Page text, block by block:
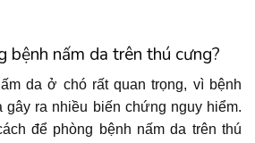
bệnh nấm da trên thú cưng?
da ở chó rất quan trọng, vì bệnh
gây ra nhiều biến chứng nguy hiểm.
để phòng bệnh nấm da trên thú